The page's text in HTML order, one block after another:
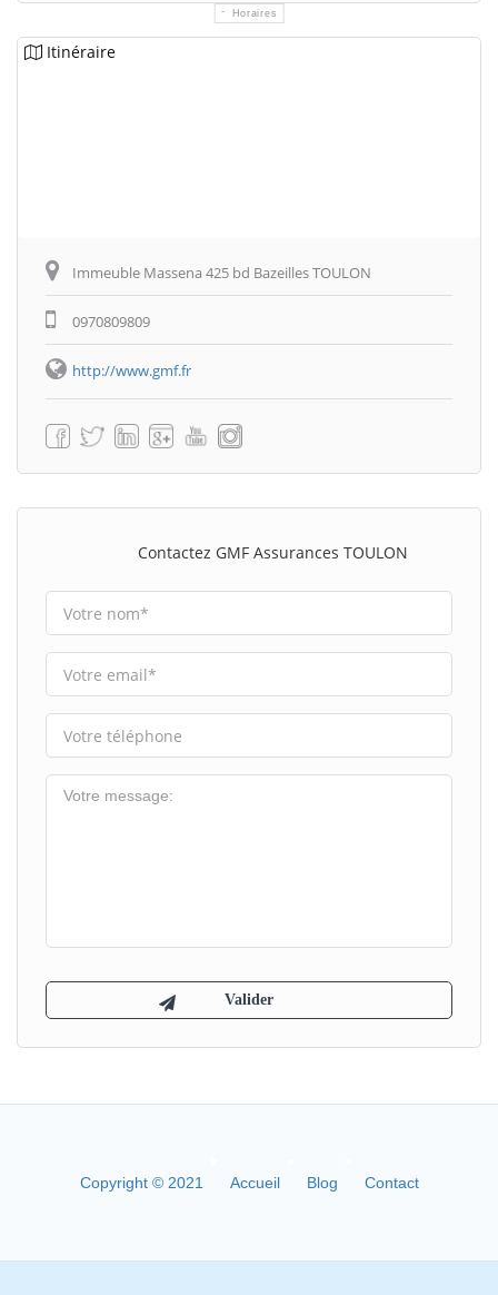
Horaires
Itinéraire
Immeuble Massena 425 bd Bazeilles TOULON
0970809809
http://www.gmf.fr
Contactez GMF Assurances TOULON
Copyright © 2021 Accueil Blog Contact